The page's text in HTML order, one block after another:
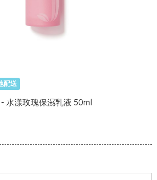
配送
水漾玫瑰保濕乳液 50ml